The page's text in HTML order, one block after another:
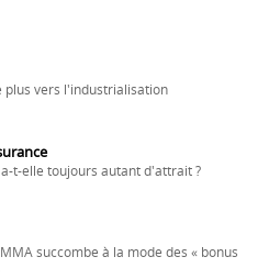
plus vers l'industrialisation
t-elle toujours autant d'attrait ?
succombe à la mode des « bonus